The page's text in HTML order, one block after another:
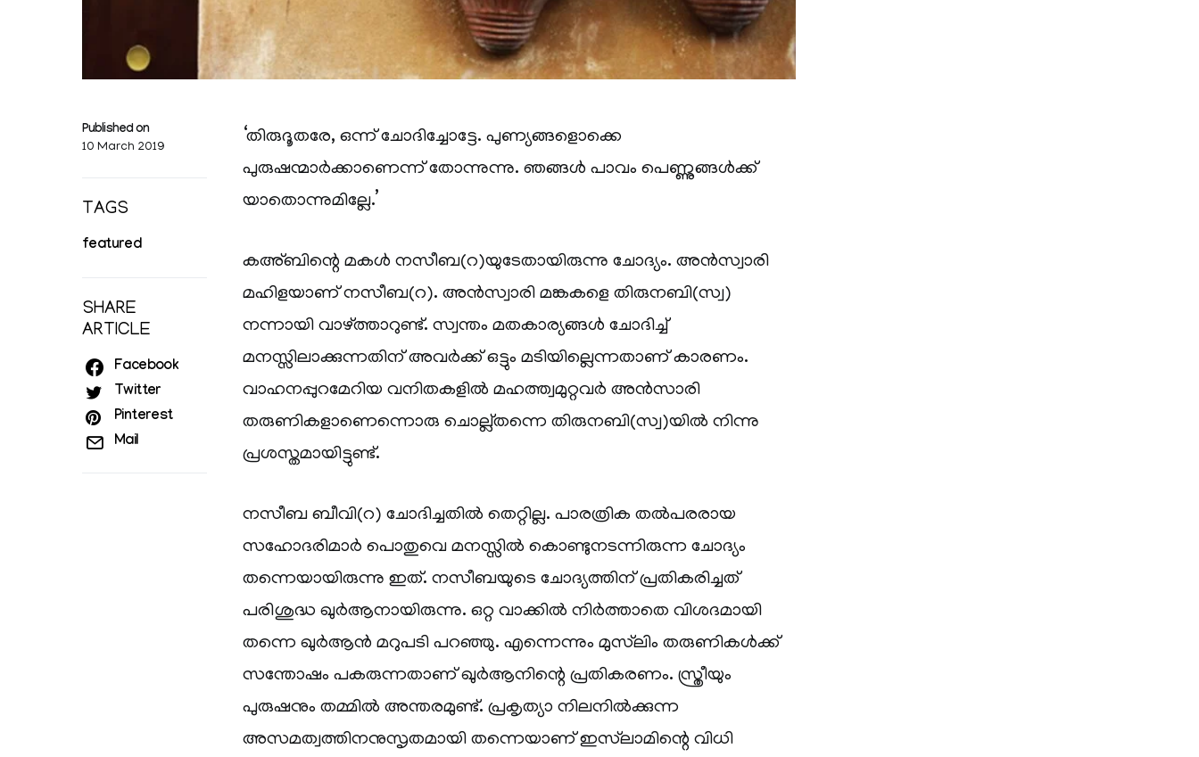
Published on
10 March 2019
TAGS
featured
SHARE
ARTICLE
Facebook
Twitter
Pinterest
Mail
‘തിരുദൂതരേ, ഒന്ന് ചോദിച്ചോട്ടേ. പുണ്യങ്ങളൊക്കെ
പുരുഷന്മാർക്കാണെന്ന് തോന്നുന്നു. ഞങ്ങൾ പാവം പെണ്ണുങ്ങൾക്ക്
യാതൊന്നുമില്ലേ.’
കഅ്ബിന്റെ മകൾ നസീബ(റ)യുടേതായിരുന്നു ചോദ്യം. അൻസ്വാരി
മഹിളയാണ് നസീബ(റ). അൻസ്വാരി മങ്കകളെ തിരുനബി(സ്വ)
നന്നായി വാഴ്ത്താറുണ്ട്. സ്വന്തം മതകാര്യങ്ങൾ ചോദിച്ച്
മനസ്സിലാക്കുന്നതിന് അവർക്ക് ഒട്ടും മടിയില്ലെന്നതാണ് കാരണം.
വാഹനപ്പുറമേറിയ വനിതകളിൽ മഹത്ത്വമുറ്റവർ അൻസാരി
തരുണികളാണെന്നൊരു ചൊല്ല്തന്നെ തിരുനബി(സ്വ)യിൽ നിന്നു
പ്രശസ്തമായിട്ടുണ്ട്.
നസീബ ബീവി(റ) ചോദിച്ചതിൽ തെറ്റില്ല. പാരത്രിക തൽപരരായ
സഹോദരിമാർ പൊതുവെ മനസ്സിൽ കൊണ്ടുനടന്നിരുന്ന ചോദ്യം
തന്നെയായിരുന്നു ഇത്. നസീബയുടെ ചോദ്യത്തിന് പ്രതികരിച്ചത്
പരിശുദ്ധ ഖുർആനായിരുന്നു. ഒറ്റ വാക്കിൽ നിർത്താതെ വിശദമായി
തന്നെ ഖുർആൻ മറുപടി പറഞ്ഞു. എന്നെന്നും മുസ്‌ലിം തരുണികൾക്ക്
സന്തോഷം പകരുന്നതാണ് ഖുർആനിന്റെ പ്രതികരണം. സ്ത്രീയും
പുരുഷനും തമ്മിൽ അന്തരമുണ്ട്. പ്രകൃത്യാ നിലനിൽക്കുന്ന
അസമത്വത്തിനനുസൃതമായി തന്നെയാണ് ഇസ്‌ലാമിന്റെ വിധി